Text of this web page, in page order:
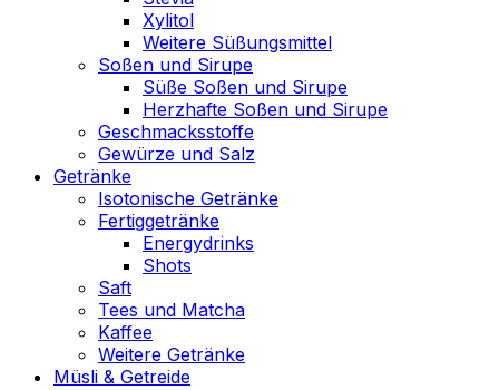
Xylitol
Weitere Süßungsmittel
Soßen und Sirupe
Süße Soßen und Sirupe
Herzhafte Soßen und Sirupe
Geschmacksstoffe
Gewürze und Salz
Getränke
Isotonische Getränke
Fertiggetränke
Energydrinks
Shots
Saft
Tees und Matcha
Kaffee
Weitere Getränke
Müsli & Getreide